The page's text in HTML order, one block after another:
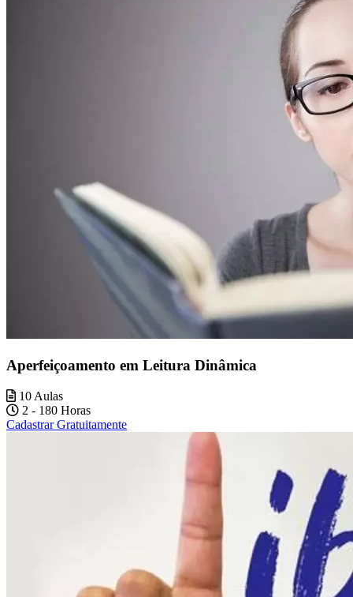
Aperfeiçoamento em Leitura Dinâmica
10 Aulas
2 - 180 Horas
Cadastrar Gratuitamente